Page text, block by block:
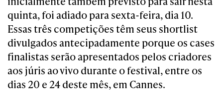
quinta, foi adiado para sexta-feira, dia 10.
Essas três competições têm seus shortlist
divulgados antecipadamente porque os cases
finalistas serão apresentados pelos criadores
aos júris ao vivo durante o festival, entre os
dias 20 e 24 deste mês, em Cannes.